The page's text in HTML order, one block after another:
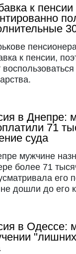
к
к пенсии,
в Днепре:
71
суда
мужчине
более 71
его
не дошли до его
в Одессе: